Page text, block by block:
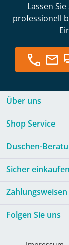
Lassen
professionell
Über uns
Shop Service
Duschen-
Sicher einkaufen
Zahlungsweisen
Folgen Sie uns